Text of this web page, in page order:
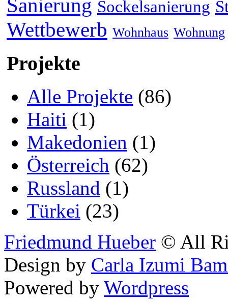
Sanierung Sockelsanierung
Wettbewerb Wohnhaus Wohnung
Projekte
Alle Projekte (86)
Haiti (1)
Makedonien (1)
Österreich (62)
Russland (1)
Türkei (23)
Friedmund Hueber © All
Design by Carla Izumi
Powered by Wordpress